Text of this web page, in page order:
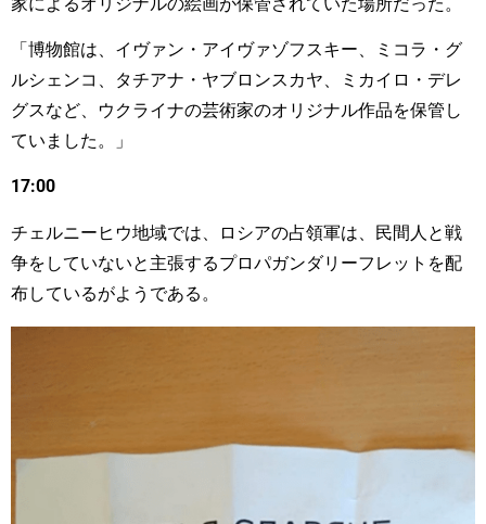
「博物館は、イヴァン・アイヴァゾフスキー、ミコラ・グ
ルシェンコ、タチアナ・ヤブロンスカヤ、ミカイロ・デレ
グスなど、ウクライナの芸術家のオリジナル作品を保管し
ていました。」
17:00
チェルニーヒウ地域では、ロシアの占領軍は、民間人と戦
争をしていないと主張するプロパガンダリーフレットを配
布しているがようである。